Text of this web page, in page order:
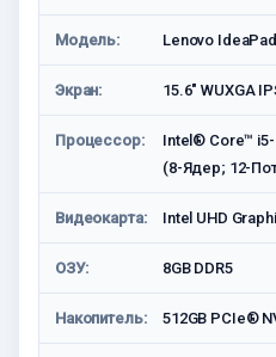
Модель: Lenovo
Экран: 15.6" WUXGA
Процессор:
Intel® Core™ i5-
(8-Ядeр; 12-
Видеокарта: Intel UHD
ОЗУ: 8GB DDR5
Накопитель: 512GB PCIe®